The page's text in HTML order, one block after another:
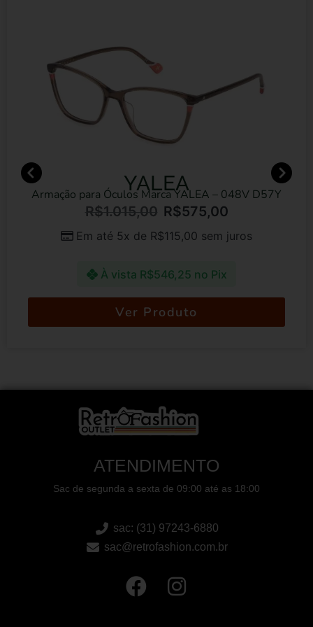
YALEA
Armação para Óculos Marca YALEA – 048V D57Y
R$1.015,00 R$575,00
Em até 5x de R$115,00 sem juros
À vista R$546,25 no Pix
Ver Produto
ATENDIMENTO
Sac de segunda a sexta de 09:00 até as 18:00
sac: (31) 97243-6880
sac@retrofashion.com.br